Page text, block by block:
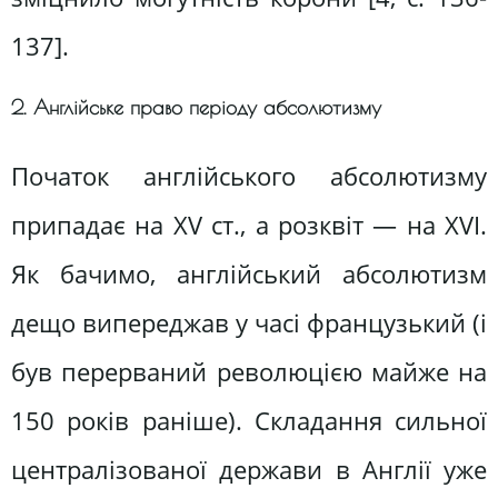
137].
2. Англійське право періоду абсолютизму
Початок англійського абсолютизму
припадає на XV ст., а розквіт — на XVI.
Як бачимо, англійський абсолютизм
дещо випереджав у часі французький (і
був перерваний революцією майже на
150 років раніше). Складання сильної
централізованої держави в Англії уже